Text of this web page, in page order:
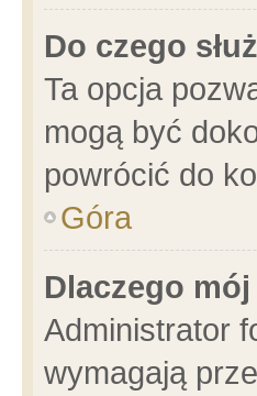
Do czego
Ta opcja
mogą być
powrócić do
Góra
Dlaczego
Administrator
wymagają